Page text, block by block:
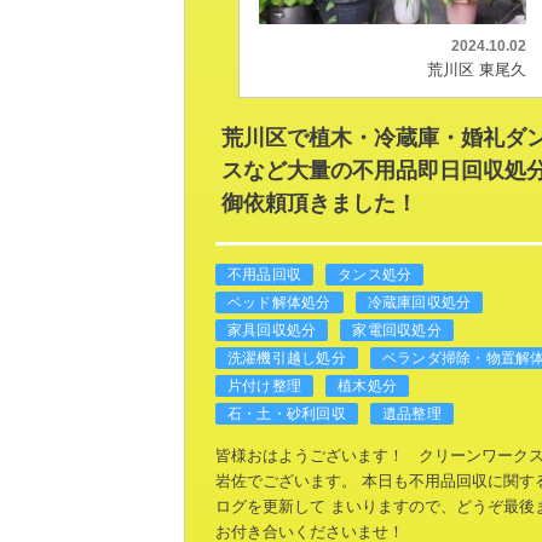
2024.10.02
荒川区 東尾久
荒川区で植木・冷蔵庫・婚礼ダ
スなど大量の不用品即日回収処
御依頼頂きました！
不用品回収
タンス処分
ベッド解体処分
冷蔵庫回収処分
家具回収処分
家電回収処分
洗濯機引越し処分
ベランダ掃除・物置解
片付け整理
植木処分
石・土・砂利回収
遺品整理
皆様おはようございます！
クリーンワーク
岩佐でございます。
本日も不用品回収に関す
ログを更新して まいりますので、どうぞ最後
お付き合いくださいませ！